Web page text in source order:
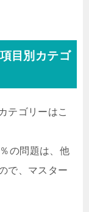
目別カテゴ
テゴリーはこ
の問題は、他
で、マスター